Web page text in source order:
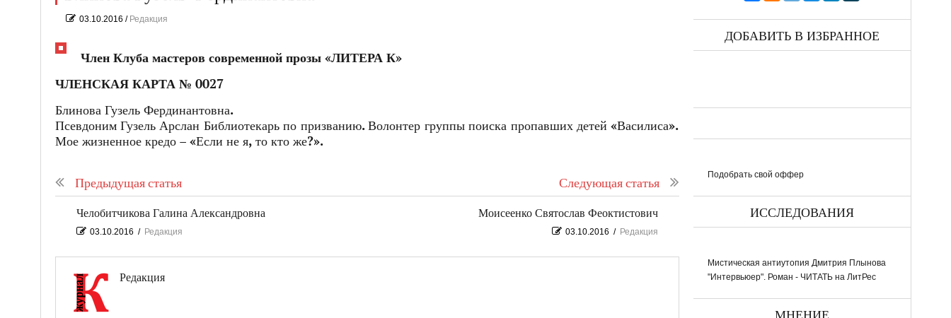
03.10.2016 / Редакция
Член Клуба мастеров современной прозы «ЛИТЕРА К»
ЧЛЕНСКАЯ КАРТА № 0027
Блинова Гузель Фердинантовна.
Псевдоним Гузель Арслан Библиотекарь по призванию. Волонтер группы поиска пропавших детей «Василиса».
Мое жизненное кредо – «Если не я, то кто же?».
Предыдущая статья Следующая статья
Челобитчикова Галина Александровна
03.10.2016 / Редакция
Моисеенко Святослав Феоктистович
03.10.2016 / Редакция
Редакция
ДОБАВИТЬ В ИЗБРАННОЕ
Подобрать свой оффер
ИССЛЕДОВАНИЯ
Мистическая антиутопия Дмитрия Плынова
"Интервьюер". Роман - ЧИТАТЬ на ЛитРес